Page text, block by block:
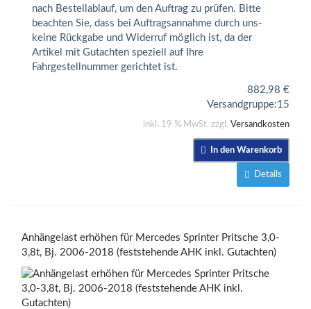
nach Bestellablauf, um den Auftrag zu prüfen. Bitte
beachten Sie, dass bei Auftragsannahme durch uns-
keine Rückgabe und Widerruf möglich ist, da der
Artikel mit Gutachten speziell auf Ihre
Fahrgestellnummer gerichtet ist.
882,98 €
Versandgruppe:15
inkl. 19 % MwSt. zzgl. Versandkosten
In den Warenkorb
Details
Anhängelast erhöhen für Mercedes Sprinter Pritsche 3,0-
3,8t, Bj. 2006-2018 (feststehende AHK inkl. Gutachten)